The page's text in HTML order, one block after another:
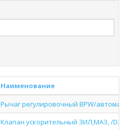
Наименование
Рычаг регулировочный BPW/
Клапан ускорительный ЗИЛ,МАЗ, /